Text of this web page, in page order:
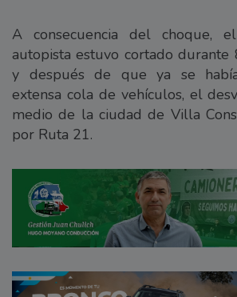
A consecuencia del choque,
autopista estuvo cortado durante
y después de que ya se
extensa cola de vehículos, el
medio de la ciudad de Villa
por Ruta 21.